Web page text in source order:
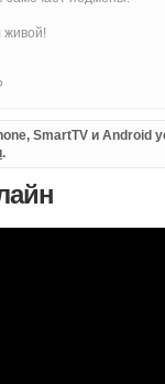
живой!
SmartTV и Android
.